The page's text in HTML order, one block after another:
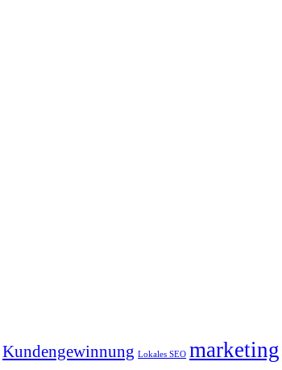
Kundengewinnung Lokales SEO marketing